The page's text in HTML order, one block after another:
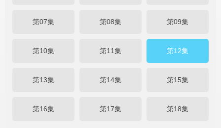
第07集 第08集 第09集
第10集 第11集 第12集
第13集 第14集 第15集
第16集 第17集 第18集